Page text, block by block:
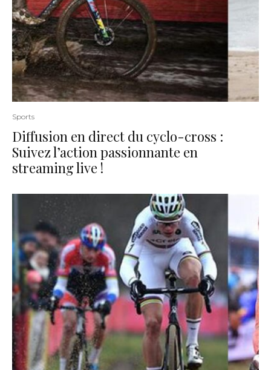
Sports
Diffusion en direct du cyclo-cross :
Suivez l’action passionnante en
streaming live !